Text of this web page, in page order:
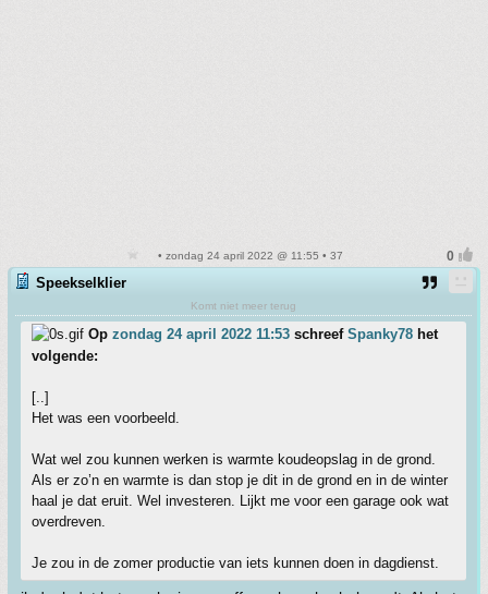
• zondag 24 april 2022 @ 11:55 • 37
Speekselklier
Komt niet meer terug
Op zondag 24 april 2022 11:53 schreef Spanky78 het
volgende:
[..]
Het was een voorbeeld.
Wat wel zou kunnen werken is warmte koudeopslag in de grond.
Als er zo’n en warmte is dan stop je dit in de grond en in de winter
haal je dat eruit. Wel investeren. Lijkt me voor een garage ook wat
overdreven.
Je zou in de zomer productie van iets kunnen doen in dagdienst.